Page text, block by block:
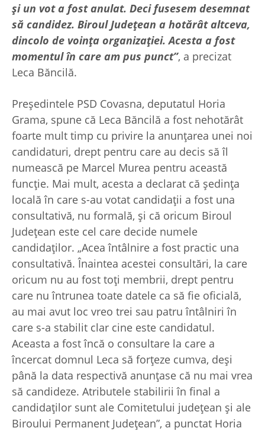
şi un vot a fost anulat. Deci fusesem desemnat
să candidez. Biroul Judeţean a hotărât altceva,
dincolo de voinţa organizaţiei. Acesta a fost
momentul în care am pus punct”, a precizat
Leca Băncilă.
Preşedintele PSD Covasna, deputatul Horia
Grama, spune că Leca Băncilă a fost nehotărât
foarte mult timp cu privire la anunţarea unei noi
candidaturi, drept pentru care au decis să îl
numească pe Marcel Murea pentru această
funcţie. Mai mult, acesta a declarat că şedinţa
locală în care s-au votat candidaţii a fost una
consultativă, nu formală, şi că oricum Biroul
Judeţean este cel care decide numele
candidaţilor. „Acea întâlnire a fost practic una
consultativă. Înaintea acestei consultări, la care
oricum nu au fost toţi membrii, drept pentru
care nu întrunea toate datele ca să fie oficială,
au mai avut loc vreo trei sau patru întâlniri în
care s-a stabilit clar cine este candidatul.
Aceasta a fost încă o consultare la care a
încercat domnul Leca să forţeze cumva, deşi
până la data respectivă anunţase că nu mai vrea
să candideze. Atributele stabilirii în final a
candidaţilor sunt ale Comitetului judeţean şi ale
Biroului Permanent Judeţean”, a punctat Horia